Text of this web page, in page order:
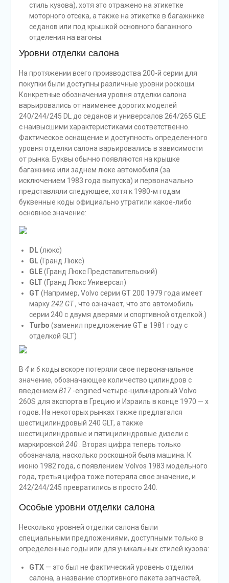
стиль кузова), хотя это отражено на этикетке
моторного отсека, а также на этикетке в багажнике
седанов или под крышкой основного багажного
отделения на вагоны.
Уровни отделки салона
На протяжении всего производства 200-й серии для
покупки были доступны различные уровни роскоши.
Конкретные обозначения уровня отделки салона
варьировались от наименее дорогих моделей
240/244/245 DL до седанов и универсалов 264/265 GLE
с наивысшими характеристиками соответственно.
Фактическое оснащение и доступность определенного
уровня отделки салона варьировались в зависимости
от рынка. Буквы обычно появляются на крышке
багажника или заднем люке автомобиля (за
исключением 1983 года выпуска) и первоначально
представляли следующее, хотя к 1980-м годам
буквенные коды официально утратили какое-либо
основное значение:
DL(люкс)
GL(Гранд Люкс)
GLE(Гранд Люкс Представительский)
GLT (Гранд Люкс Универсал)
GT (Например, Volvo серии GT 200 1979 года имеет
марку242 GT, что означает, что это автомобиль
серии 240 с двумя дверями и спортивной отделкой.)
Turbo (заменил предложение GT в 1981 году с
отделкой GLT)
В 4 и 6 коды вскоре потеряли свое первоначальное
значение, обозначающее количество цилиндров с
введением B17-engined четыре-цилиндровый Volvo
260S для экспорта в Грецию и Израиль в конце 1970 — х
годов. На некоторых рынках также предлагался
шестицилиндровый 240 GLT, а также
шестицилиндровые и пятицилиндровые дизели с
маркировкой 240. Вторая цифра теперь только
обозначала, насколько роскошной была машина. К
июню 1982 года, с появлением Volvos 1983 модельного
года, третья цифра тоже потеряла свое значение, и
242/244/245 превратились в просто 240.
Особые уровни отделки салона
Несколько уровней отделки салона были
специальными предложениями, доступными только в
определенные годы или для уникальных стилей кузова:
GTX— это был не фактический уровень отделки
салона, а название спортивного пакета запчастей,